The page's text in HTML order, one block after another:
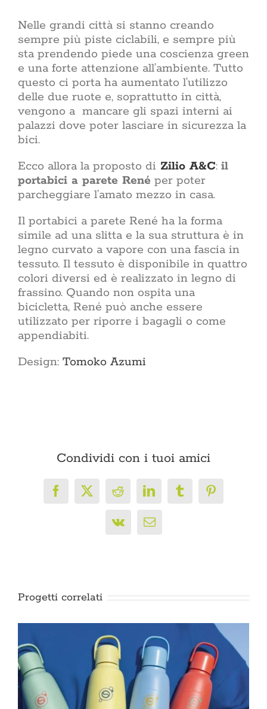
Nelle grandi città si stanno creando
sempre più piste ciclabili, e sempre più
sta prendendo piede una coscienza green
e una forte attenzione all’ambiente. Tutto
questo ci porta ha aumentato l’utilizzo
delle due ruote e, soprattutto in città,
vengono a mancare gli spazi interni ai
palazzi dove poter lasciare in sicurezza la
bici.
Ecco allora la proposto di Zilio A&C: il
portabici a parete René per poter
parcheggiare l’amato mezzo in casa.
Il portabici a parete René ha la forma
simile ad una slitta e la sua struttura è in
legno curvato a vapore con una fascia in
tessuto. Il tessuto è disponibile in quattro
colori diversi ed è realizzato in legno di
frassino. Quando non ospita una
bicicletta, René può anche essere
utilizzato per riporre i bagagli o come
appendiabiti.
Design: Tomoko Azumi
Condividi con i tuoi amici
Facebook
X RedditLinkedInTumblrPinterest
Vk Email
Progetti correlati